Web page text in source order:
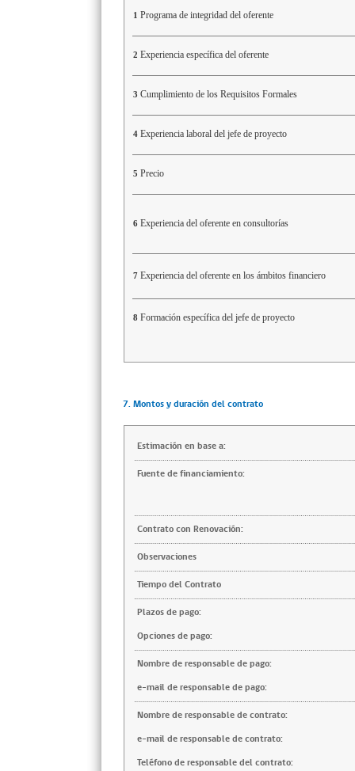
1 Programa de integridad del oferente
2 Experiencia específica del oferente
3 Cumplimiento de los Requisitos Formales
4 Experiencia laboral del jefe de proyecto
5 Precio
6 Experiencia del oferente en consultorías
7 Experiencia del oferente en los ámbitos financiero
8 Formación específica del jefe de proyecto
7. Montos y duración del contrato
Estimación en base a:
Fuente de financiamiento:
Contrato con Renovación:
Observaciones
Tiempo del Contrato
Plazos de pago:
Opciones de pago:
Nombre de responsable de pago:
e-mail de responsable de pago:
Nombre de responsable de contrato:
e-mail de responsable de contrato:
Teléfono de responsable del contrato: